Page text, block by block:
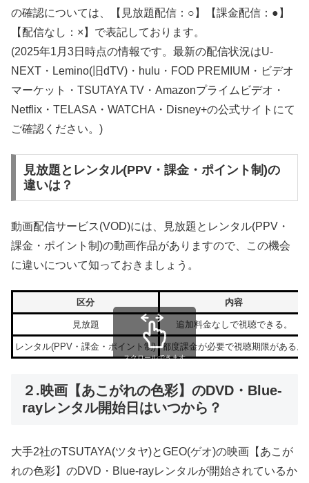
の確認については、【見放題配信：○】【課金配信：●】
【配信なし：×】で表記しております。
(2025年1月3日時点の情報です。最新の配信状況はU-
NEXT・Lemino(旧dTV)・hulu・FOD PREMIUM・ビデオ
マーケット・TSUTAYA TV・Amazonプライムビデオ・
Netflix・TELASA・WATCHA・Disney+の公式サイトにて
ご確認ください。)
見放題とレンタル(PPV・課金・ポイント制)の
違いは？
動画配信サービス(VOD)には、見放題とレンタル(PPV・
課金・ポイント制)の動画作品がありますので、この機会
に違いについて知っておきましょう。
区分 内容
見放題 追加料金なしで視聴できる。
レンタル(PPV・課金・ポイント制) 都度課金が必要で視聴期限がある。
スクロールできます
２.映画【あこがれの色彩】のDVD・Blue-
rayレンタル開始日はいつから？
大手2社のTSUTAYA(ツタヤ)とGEO(ゲオ)の映画【あこが
れの色彩】のDVD・Blue-rayレンタルが開始されているか